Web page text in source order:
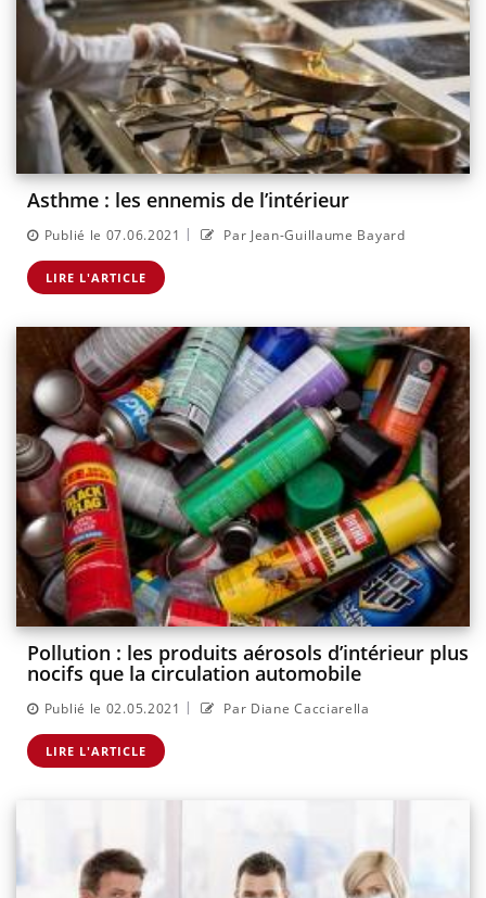
Asthme : les ennemis de l’intérieur
Publié le 07.06.2021 | Par Jean-Guillaume Bayard
LIRE L'ARTICLE
Pollution : les produits aérosols d’intérieur plus
nocifs que la circulation automobile
Publié le 02.05.2021 | Par Diane Cacciarella
LIRE L'ARTICLE